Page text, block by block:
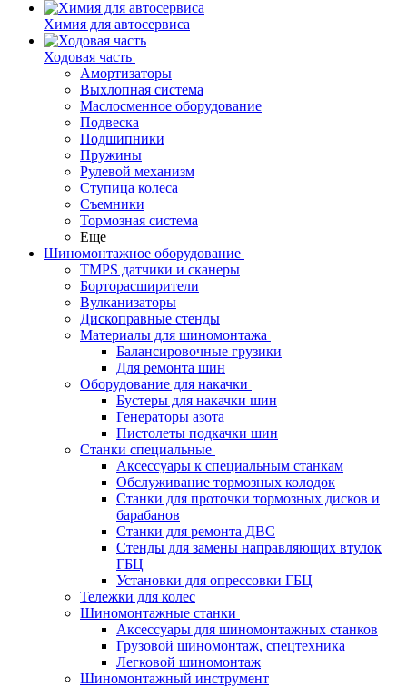
Химия для автосервиса
Ходовая часть
Амортизаторы
Выхлопная система
Маслосменное оборудование
Подвеска
Подшипники
Пружины
Рулевой механизм
Ступица колеса
Съемники
Тормозная система
Еще
Шиномонтажное оборудование
TMPS датчики и сканеры
Борторасширители
Вулканизаторы
Дископравные стенды
Материалы для шиномонтажа
Балансировочные грузики
Для ремонта шин
Оборудование для накачки
Бустеры для накачки шин
Генераторы азота
Пистолеты подкачки шин
Станки специальные
Аксессуары к специальным станкам
Обслуживание тормозных колодок
Станки для проточки тормозных дисков и
барабанов
Станки для ремонта ДВС
Стенды для замены направляющих втулок
ГБЦ
Установки для опрессовки ГБЦ
Тележки для колес
Шиномонтажные станки
Аксессуары для шиномонтажных станков
Грузовой шиномонтаж, спецтехника
Легковой шиномонтаж
Шиномонтажный инструмент